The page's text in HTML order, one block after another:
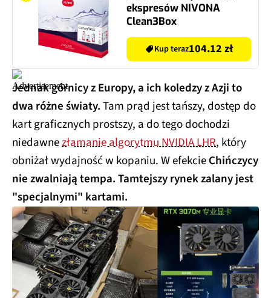
ekspresów NIVONA
Clean3Box
Kup teraz104.12 zł
Jednak górnicy z Europy, a ich koledzy z Azji to
dwa różne światy.Tam prąd jest tańszy, dostęp do
kart graficznych prostszy, a do tego dochodzi
niedawnezłamanie algorytmu NVIDIA LHR, który
obniżał wydajność w kopaniu. W efekcieChińczycy
nie zwalniają tempa. Tamtejszy rynek zalany jest
"specjalnymi" kartami.